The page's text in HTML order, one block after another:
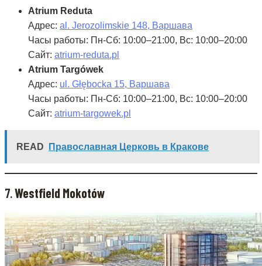
Atrium Reduta
Адрес: al. Jerozolimskie 148, Варшава
Часы работы: Пн-Сб: 10:00–21:00, Вс: 10:00–20:00
Сайт: atrium-reduta.pl
Atrium Targówek
Адрес: ul. Głębocka 15, Варшава
Часы работы: Пн-Сб: 10:00–21:00, Вс: 10:00–20:00
Сайт: atrium-targowek.pl
READ Православная Церковь в Кракове
7.Westfield Mokotów